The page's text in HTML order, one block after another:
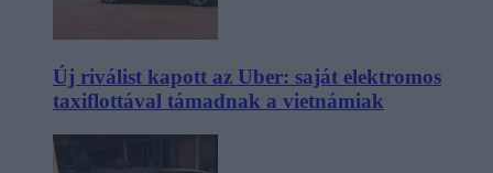
Új riválist kapott az Uber: saját elektromos
taxiflottával támadnak a vietnámiak